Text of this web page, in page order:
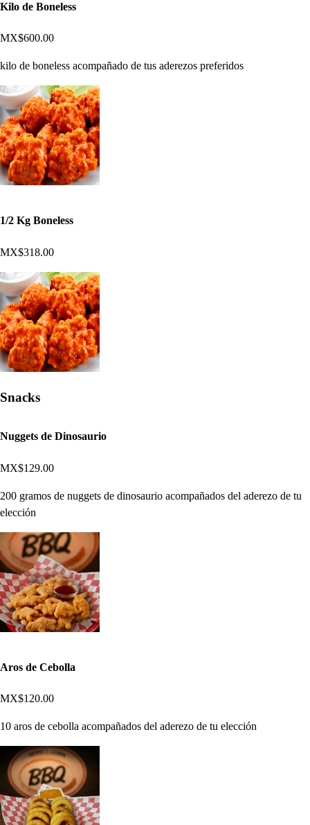
Kilo de Boneless
MX$600.00
kilo de boneless acompañado de tus aderezos preferidos
1/2 Kg Boneless
MX$318.00
Snacks
Nuggets de Dinosaurio
MX$129.00
200 gramos de nuggets de dinosaurio acompañados del aderezo de tu
elección
Aros de Cebolla
MX$120.00
10 aros de cebolla acompañados del aderezo de tu elección